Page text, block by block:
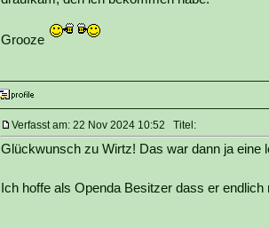
Grooze
Verfasst am: 22 Nov 2024 10:52 Titel:
Glückwunsch zu Wirtz! Das war dann ja
Ich hoffe als Openda Besitzer dass er